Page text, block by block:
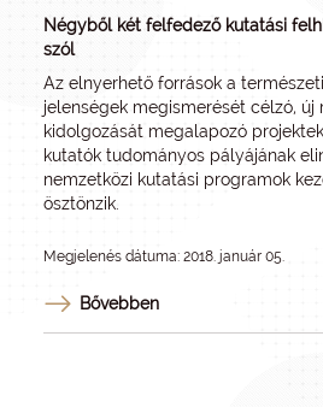
Négyből két felfedező kutatási
szól
Az elnyerhető források a
jelenségek megismerését célzó, új
kidolgozását megalapozó
kutatók tudományos pályájának
nemzetközi kutatási programok
ösztönzik.
Megjelenés dátuma: 2018. január 05.
Bővebben